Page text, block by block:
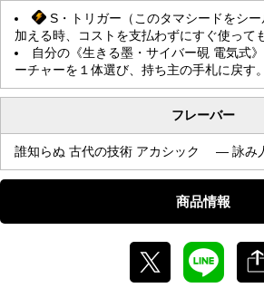
S・トリガー（このタマシードをシ
加える時、コストを支払わずにすぐ使って
自分の《生きる墨・サイバー硯 電気式
ーチャーを１体選び、持ち主の手札に戻す。
フレーバー
誰知らぬ 古代の技術 アカシック — 詠み
商品情報